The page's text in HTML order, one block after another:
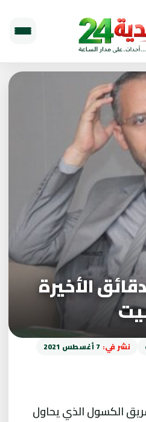
الأخيرة
نشر في: 7 أغسطس 2021
الكسول الذي يحاول